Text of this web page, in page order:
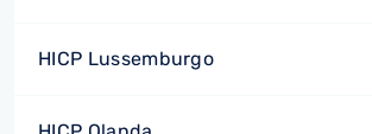
HICP Lussemburgo